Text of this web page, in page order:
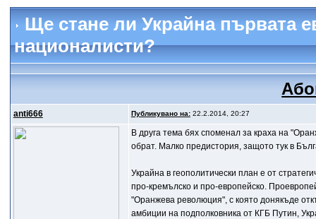
Ще стане ли Украйна първата
националисти?
anti666 Публикувано на:22.2.2014, 20:27
В друга тема бях споменал за краха на
обрат. Малко предистория, защото тук в
Украйна в геополитически план е от
про-кремълско и про-европейско.
"Оранжева революция", с която донякъде
амбиции на подполковника от КГБ Путин,